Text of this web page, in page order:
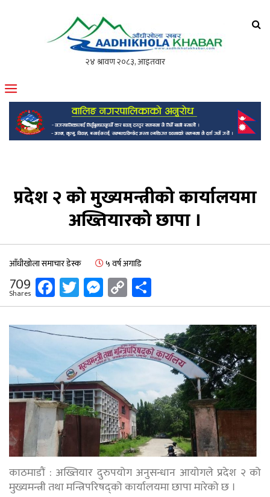
मोफसलकै लोकप्रिय अनलाइन पत्रिका
प्रदेश २ को मुख्यमन्त्रीको कार्यालयमा
अख्तियारको छापा ।
आँधीखोला समाचार डेस्क ५ वर्ष अगाडि
709
Shares Facebook
Twitter
Messenger
Copy
Link
काठमाडौं : अख्तियार दुरुपयोग अनुसन्धान आयोगले प्रदेश २ को
मुख्यमन्त्री तथा मन्त्रिपरिषद्को कार्यालयमा छापा मारेको छ ।